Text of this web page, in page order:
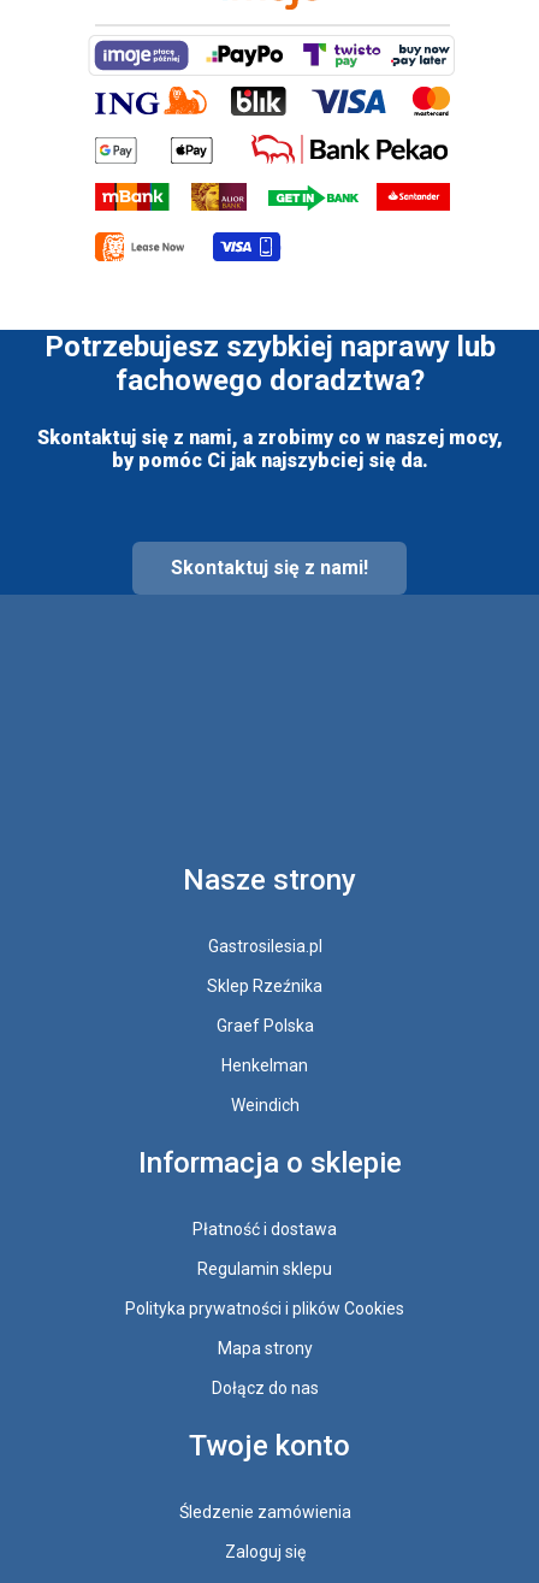
Potrzebujesz szybkiej naprawy lub
fachowego doradztwa?
Skontaktuj się z nami, a zrobimy co w naszej mocy,
by pomóc Ci jak najszybciej się da.
Skontaktuj się z nami!
Nasze strony
Gastrosilesia.pl
Sklep Rzeźnika
Graef Polska
Henkelman
Weindich
Informacja o sklepie
Płatność i dostawa
Regulamin sklepu
Polityka prywatności i plików Cookies
Mapa strony
Dołącz do nas
Twoje konto
Śledzenie zamówienia
Zaloguj się